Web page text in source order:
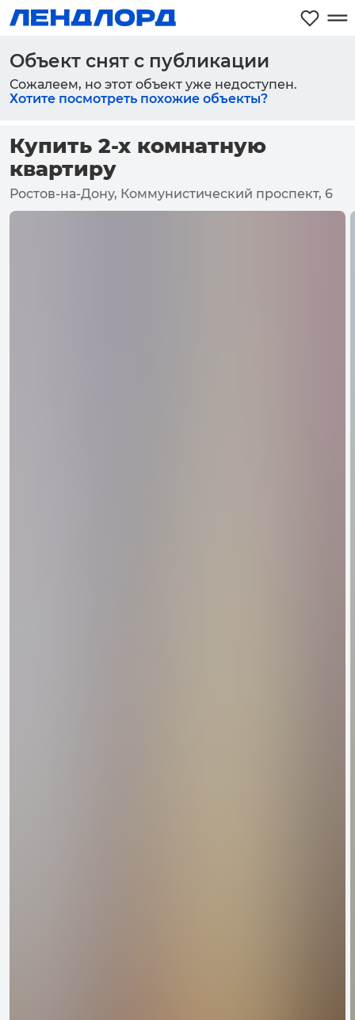
Объект снят с публикации
Сожалеем, но этот объект уже недоступен.
Хотите посмотреть похожие объекты?
Купить 2-х комнатную
квартиру
Ростов-на-Дону, Коммунистический проспект, 6